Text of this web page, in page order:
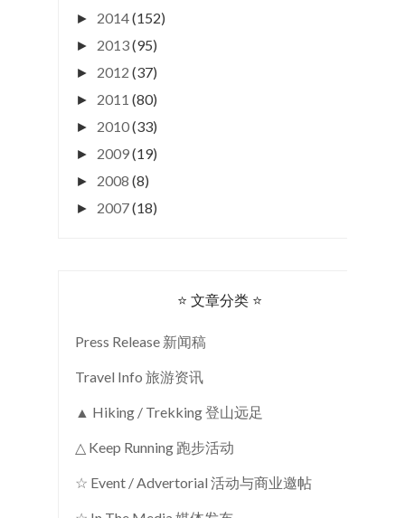
► 2014(152)
► 2013(95)
► 2012 (37)
► 2011 (80)
► 2010(33)
► 2009(19)
► 2008 (8)
► 2007(18)
⭐ 文章分类 ⭐
Press Release 新闻稿
Travel Info 旅游资讯
▲ Hiking / Trekking 登山远足
△ Keep Running 跑步活动
☆ Event / Advertorial 活动与商业邀帖